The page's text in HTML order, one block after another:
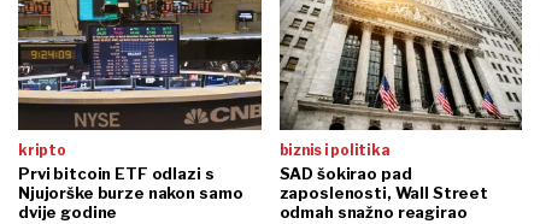
kripto
Prvi bitcoin ETF odlazi s
Njujorške burze nakon samo
dvije godine
biznis i politika
SAD šokirao pad
zaposlenosti, Wall Street
odmah snažno reagirao